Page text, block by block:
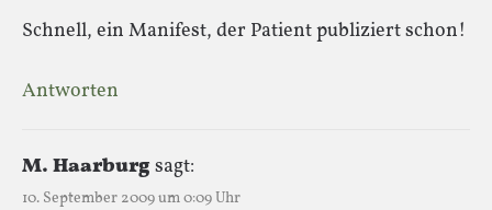
Schnell, ein Manifest, der Patient publiziert schon!
Antworten
M. Haarburgsagt:
10. September 2009 um 0:09 Uhr